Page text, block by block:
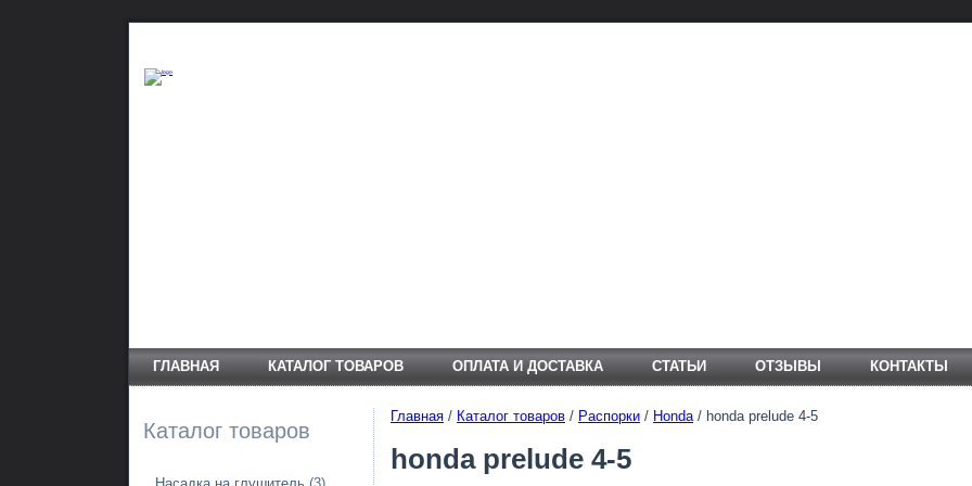
ГЛАВНАЯ КАТАЛОГ ТОВАРОВ ОПЛАТА И ДОСТАВКА СТАТЬИ ОТЗЫВЫ КОНТАКТЫ
Каталог товаров
Главная / Каталог товаров / Распорки / Honda/ honda prelude 4-5
honda prelude 4-5